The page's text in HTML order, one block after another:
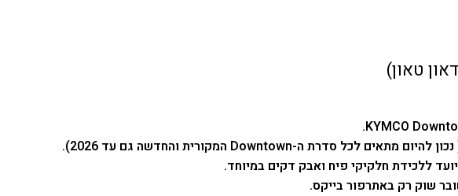
ללכידת חלקיקי פיח ואבק דקים במיוחד.
שוק רק באתרפור בייקס.